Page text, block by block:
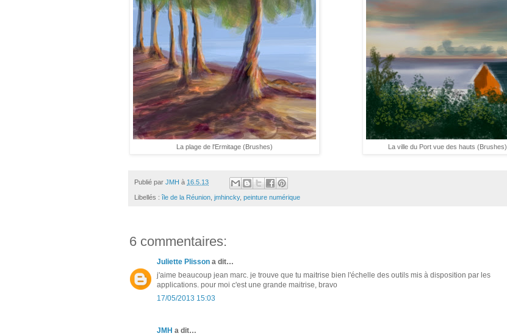
La ville du Port vue des hauts (Brushes)
La plage de l'Ermitage (Brushes)
Publié par JMH à 16.5.13
Libellés : île de la Réunion jmhincky, peinture numérique
6 commentaires:
Juliette Plisson a dit…
j'aime beaucoup jean marc. je trouve que tu maitrise bien l'échelle des outils mis à disposition par les
applications. pour moi c'est une grande maitrise, bravo
17/05/2013 15:03
JMH a dit…